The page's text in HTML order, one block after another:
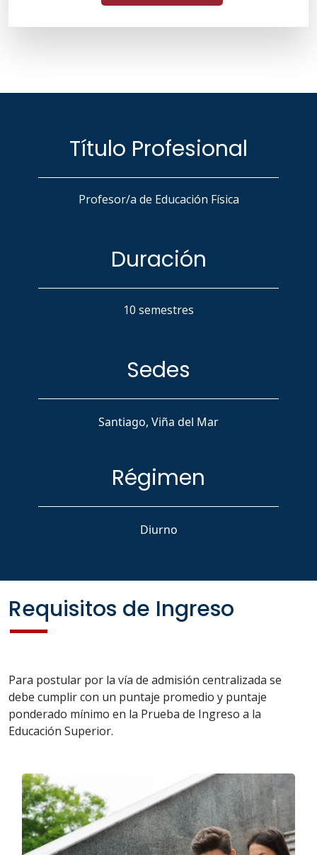
Título Profesional
Profesor/a de Educación Física
Duración
10 semestres
Sedes
Santiago, Viña del Mar
Régimen
Diurno
Requisitos de Ingreso
Para postular por la vía de admisión centralizada se
debe cumplir con un puntaje promedio y puntaje
ponderado mínimo en la Prueba de Ingreso a la
Educación Superior.